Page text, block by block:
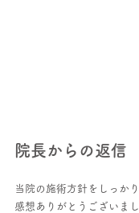
院長からの返信
当院の施術方針をしっか
感想ありがとうございまし